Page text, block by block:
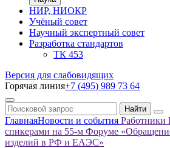
НИР, НИОКР
Учёный совет
Научный экспертный совет
Разработка стандартов
ТК 453
Версия для слабовидящих
Горячая линия+7 (495) 989 73 64
ГлавнаяНовости и события
спикерами на 55-м Форуме
изделий в РФ и ЕАЭС»